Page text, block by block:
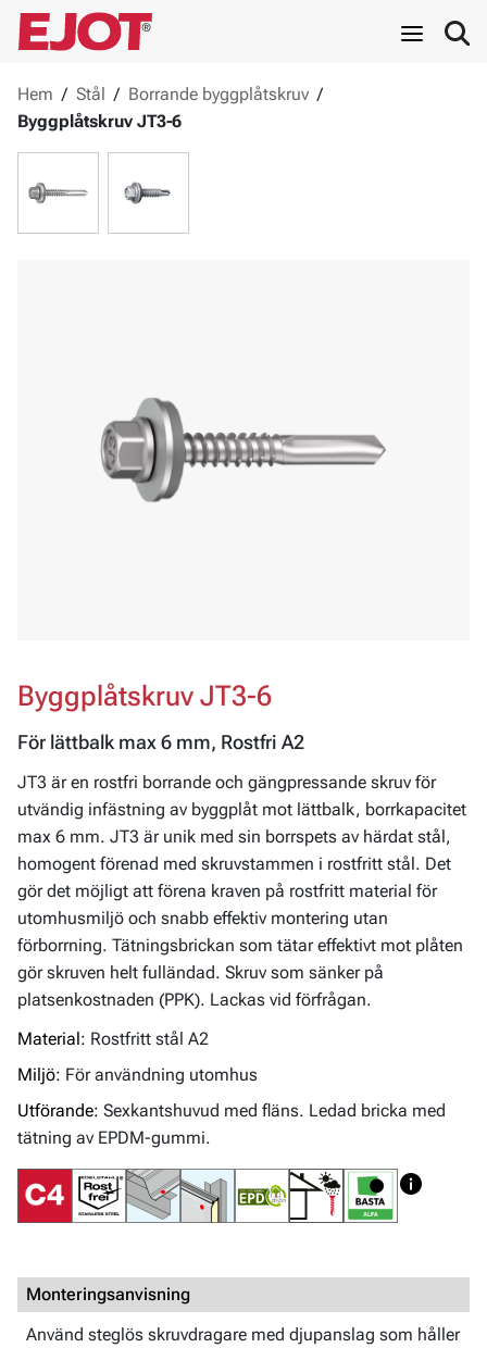
Hem / Stål / Borrande byggplåtskruv /
Byggplåtskruv JT3-6
Byggplåtskruv JT3-6
För lättbalk max 6 mm, Rostfri A2
JT3 är en rostfri borrande och gängpressande skruv för
utvändig infästning av byggplåt mot lättbalk, borrkapacitet
max 6 mm. JT3 är unik med sin borrspets av härdat stål,
homogent förenad med skruvstammen i rostfritt stål. Det
gör det möjligt att förena kraven på rostfritt material för
utomhusmiljö och snabb effektiv montering utan
förborrning. Tätningsbrickan som tätar effektivt mot plåten
gör skruven helt fulländad. Skruv som sänker på
platsenkostnaden (PPK). Lackas vid förfrågan.
Material: Rostfritt stål A2
Miljö: För användning utomhus
Utförande: Sexkantshuvud med fläns. Ledad bricka med
tätning av EPDM-gummi.
Monteringsanvisning
Använd steglös skruvdragare med djupanslag som håller